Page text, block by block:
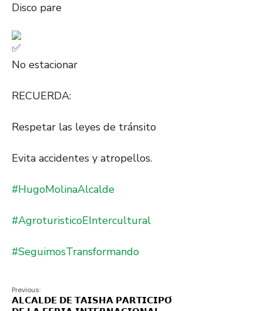
Disco pare
No estacionar
RECUERDA:
Respetar las leyes de tránsito
Evita accidentes y atropellos.
#HugoMolinaAlcalde
#AgroturisticoEIntercultural
#SeguimosTransformando
Previous:
𝗔𝗟𝗖𝗔𝗟𝗗𝗘 𝗗𝗘 𝗧𝗔𝗜𝗦𝗛𝗔 𝗣𝗔𝗥𝗧𝗜𝗖𝗜𝗣𝗢́